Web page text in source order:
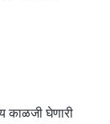
काळजी घेणारी